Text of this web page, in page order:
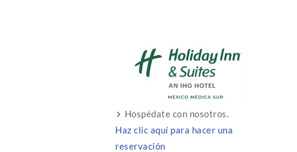
Hospédate con nosotros.
Haz clic aquí para hacer una
reservación